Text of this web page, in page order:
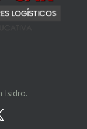
Isidro.